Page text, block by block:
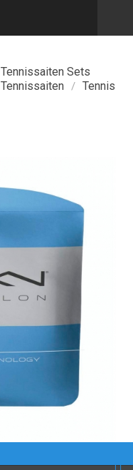
Tennissaiten Sets
Tennissaiten / Tennis